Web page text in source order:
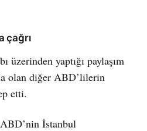
çağrı
üzerinden yaptığı paylaşım
olan diğer ABD’lilerin
etti.
İstanbul